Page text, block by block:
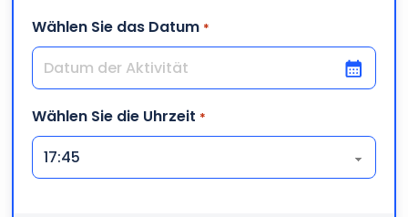
Wählen Sie das Datum *
TT Schrägstrich MM Schrägstrich JJJJ
Wählen Sie die Uhrzeit *